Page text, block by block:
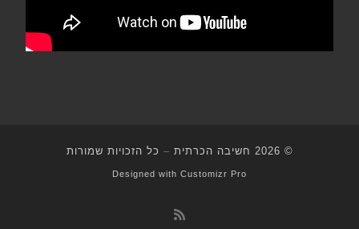
© 2026 חשיבה הכרתית – כל הזכויות שמורות
Designed with Customizr Pro